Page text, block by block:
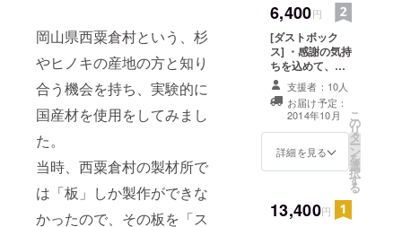
岡山県西粟倉村という、杉
やヒノキの産地の方と知り
合う機会を持ち、実験的に
国産材を使用をしてみまし
た。
当時、西粟倉村の製材所で
は「板」しか製作ができな
かったので、その板を「ス
6,400円
[ダストボック
ス] ・感謝の気持
ちを込めて、
メッセージをお
送り致します。
・ヒノキのダス
トボックス1個を
送付
支援者：10人
お届け予定：
2014年10月
詳細を見る
こ
の
リ
タ
ー
ン
を
選
択
す
る
13,400円